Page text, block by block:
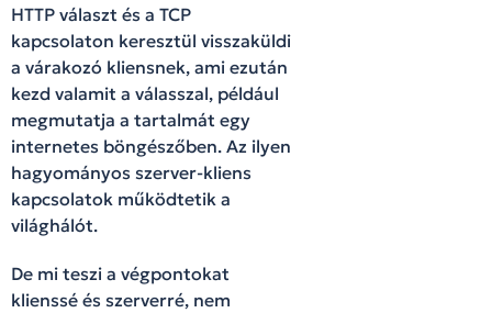
HTTP választ és a TCP
kapcsolaton keresztül visszaküldi
a várakozó kliensnek, ami ezután
kezd valamit a válasszal, például
megmutatja a tartalmát egy
internetes böngészőben. Az ilyen
hagyományos szerver-kliens
kapcsolatok működtetik a
világhálót.
De mi teszi a végpontokat
klienssé és szerverré, nem